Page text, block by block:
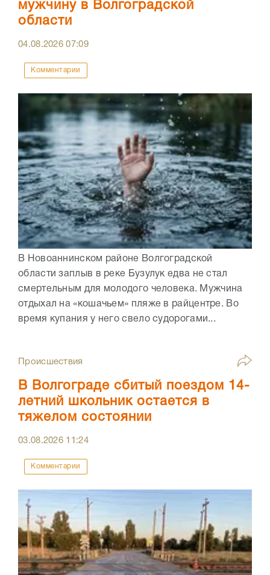
мужчину в Волгоградской
области
04.08.202607:09
Комментарии
В Новоаннинском районе Волгоградской
области заплыв в реке Бузулук едва не стал
смертельным для молодого человека. Мужчина
отдыхал на «кошачьем» пляже в райцентре. Во
время купания у него свело судорогами...
Происшествия
В Волгограде сбитый поездом 14-
летний школьник остается в
тяжелом состоянии
03.08.2026 11:24
Комментарии